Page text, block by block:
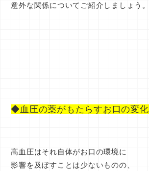
意外な関係についてご紹介しましょう。
◆血圧の薬がもたらすお口の変化
高血圧はそれ自体がお口の環境に
影響を及ぼすことは少ないものの、